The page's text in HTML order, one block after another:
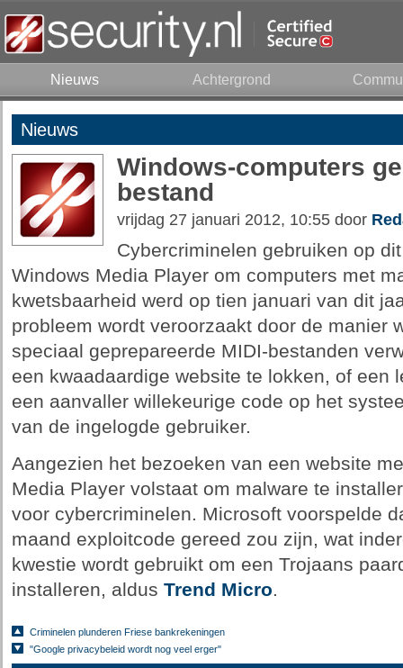
Nieuws Achtergrond
Nieuws
Windows-computers
bestand
vrijdag 27 januari 2012, 10:55 door
Cybercriminelen gebruiken op
Windows Media Player om computers met
kwetsbaarheid werd op tien januari van dit
probleem wordt veroorzaakt door de manier
speciaal geprepareerde MIDI-bestanden
een kwaadaardige website te lokken, of een
een aanvaller willekeurige code op het
van de ingelogde gebruiker.
Aangezien het bezoeken van een website
Media Player volstaat om malware te
voor cybercriminelen. Microsoft voorspelde
maand exploitcode gereed zou zijn, wat
kwestie wordt gebruikt om een Trojaans
installeren, aldus Trend Micro.
Criminelen plunderen Friese bankrekeningen
"Google privacybeleid wordt nog veel erger"